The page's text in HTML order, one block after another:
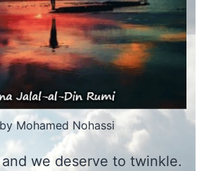
Mohamed Nohassi
we deserve to twinkle.